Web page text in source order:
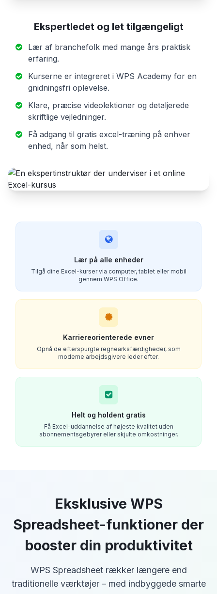
Ekspertledet og let tilgængeligt
Lær af branchefolk med mange års praktisk
erfaring.
Kurserne er integreret i WPS Academy for en
gnidningsfri oplevelse.
Klare, præcise videolektioner og detaljerede
skriftlige vejledninger.
Få adgang til gratis excel-træning på enhver
enhed, når som helst.
Lær på alle enheder
Tilgå dine Excel-kurser via computer, tablet eller mobil
gennem WPS Office.
Karriereorienterede evner
Opnå de efterspurgte regnearksfærdigheder, som
moderne arbejdsgivere leder efter.
Helt og holdent gratis
Få Excel-uddannelse af højeste kvalitet uden
abonnementsgebyrer eller skjulte omkostninger.
Eksklusive WPS
Spreadsheet-funktioner der
booster din produktivitet
WPS Spreadsheet rækker længere end
traditionelle værktøjer – med indbyggede smarte